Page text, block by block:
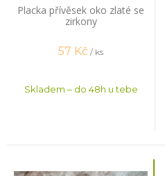
Placka přívěsek oko zlaté se
zirkony
57 Kč / ks
Skladem – do 48h u tebe